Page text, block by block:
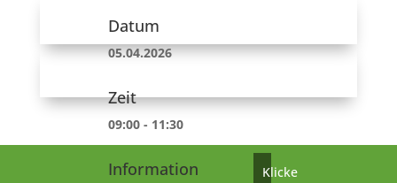
Datum
05.04.2026
Zeit
09:00 - 11:30
Information
Klicke